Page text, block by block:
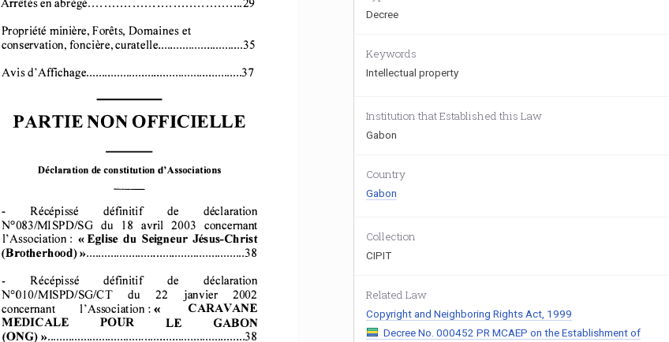
Arrêtés en abrégé ..................... ................. .29
Propriété minière, Forêts, Domaines et
conservation, foncière, curatelle ............................ 35
Avis d' Affichage ................................................... 37
PARTIE NON OFFICIELLE
Déclaration de constitution d'Associations
Récépissé définitif de
déclaration
N°083/MISPD/SG
du 18 avril 2003
concernant
l'Association:
« Eglise du  Seigneur  Jésus-Christ
(Brotherhood) » ...................... ............................ 38
Récépissé définitif de
déclaration
N°OI0/MISPD/SGICT du 22 janvier
2002
concernant
l'Association : «
CARAVANE
MEDICALE
POUR LE
GABON
(ONG) » ............................... ................................. 38
Decree
Keywords
Intellectual property
Institution that Established this Law
Gabon
Country
Gabon
Collection
CIPIT
Related Law
Copyright and Neighboring Rights Act, 1999
Decree No. 000452 PR MCAEP on the Establishment of